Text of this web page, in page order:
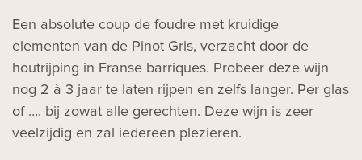
Een absolute coup de foudre met kruidige
elementen van de Pinot Gris, verzacht door de
houtrijping in Franse barriques. Probeer deze wijn
nog 2 à 3 jaar te laten rijpen en zelfs langer. Per glas
of …. bij zowat alle gerechten. Deze wijn is zeer
veelzijdig en zal iedereen plezieren.